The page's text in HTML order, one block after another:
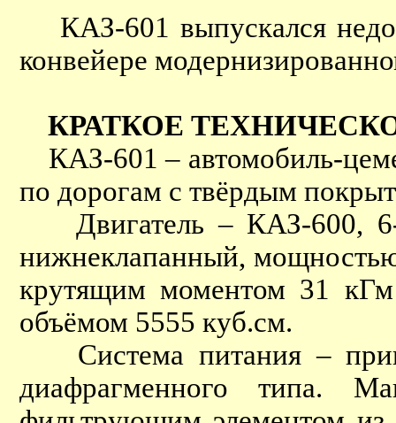
КАЗ-601 выпускался
конвейере
КРАТКОЕ
КАЗ-601 – автомобиль-
по дорогам с твёрдым
Двигатель – КАЗ-600, 6-
нижнеклапанный,
крутящим моментом 31
объёмом 5555 куб.см.
Система питания –
диафрагменного типа.